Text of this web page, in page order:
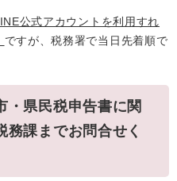
公式アカウントを利用すれ
ですが、税務署で当日先着順で
・県民税申告書に関
務課までお問合せく